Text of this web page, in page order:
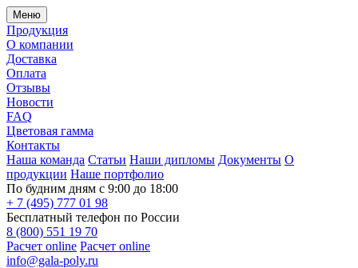
Меню
Продукция
О компании
Доставка
Оплата
Отзывы
Новости
FAQ
Цветовая гамма
Контакты
Наша команда Статьи Наши дипломы Документы О
продукции Наше портфолио
По будним дням с 9:00 до 18:00
+ 7 (495) 777 01 98
Бесплатный телефон по России
8 (800) 551 19 70
Расчет online Расчет online
info@gala-poly.ru